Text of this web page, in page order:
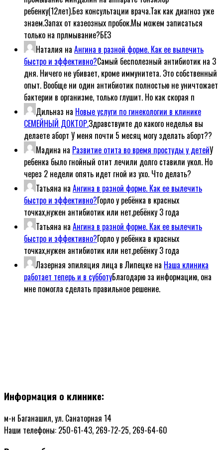
ребенку(12лет).Без консультации врача.Так как диагноз уже
знаем.Запах от казеозных пробок.Мы можем записаться
только на прлмывание?БЕЗ
Наталия на Ангина в разной форме. Как ее вылечить
быстро и эффективно?Самый бесполезный антибиотик на 3
дня. Ничего не убивает, кроме иммунитета. Это собственный
опыт. Вообще ни один антибиотик полностью не уничтожает
бактерии в организме, только глушит. Но как скорая п
Дильназ на Новые услуги по гинекологии в клинике
СЕМЕЙНЫЙ ДОКТОР.Здравствуите до какого неделья вы
делаете аборт У меня почти 5 месяц могу зделать аборт??
Мадина на Развитие отита во время простуды у детейУ
ребенка было гнойный отит лечили долго ставили укол. Но
через 2 недели опять идет гной из ухо. Что делать?
Татьяна на Ангина в разной форме. Как ее вылечить
быстро и эффективно?Горло у ребёнка в красных
точках,нужен антибиотик или нет,ребёнку 3 года
Татьяна на Ангина в разной форме. Как ее вылечить
быстро и эффективно?Горло у ребёнка в красных
точках,нужен антибиотик или нет,ребёнку 3 года
Лазерная эпиляция лица в Липецке на Наша клиника
работает теперь и в субботуБлагодарю за информацию, она
мне помогла сделать правильное решение.
Информация о клинике:
м-н Баганашил, ул. Санаторная 14
Наши телефоны: 250-61-43, 269-72-25, 269-64-60